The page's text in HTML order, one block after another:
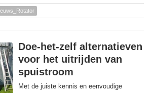
Doe-het-zelf alternatieven
voor het uitrijden van
spuistroom
Met de juiste kennis en eenvoudige